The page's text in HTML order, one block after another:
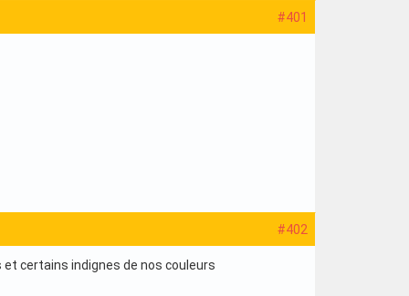
#401
#402
certains indignes de nos couleurs